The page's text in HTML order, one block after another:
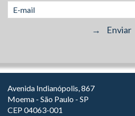
Avenida Indianópolis, 867
Moema - São Paulo - SP
CEP 04063-001